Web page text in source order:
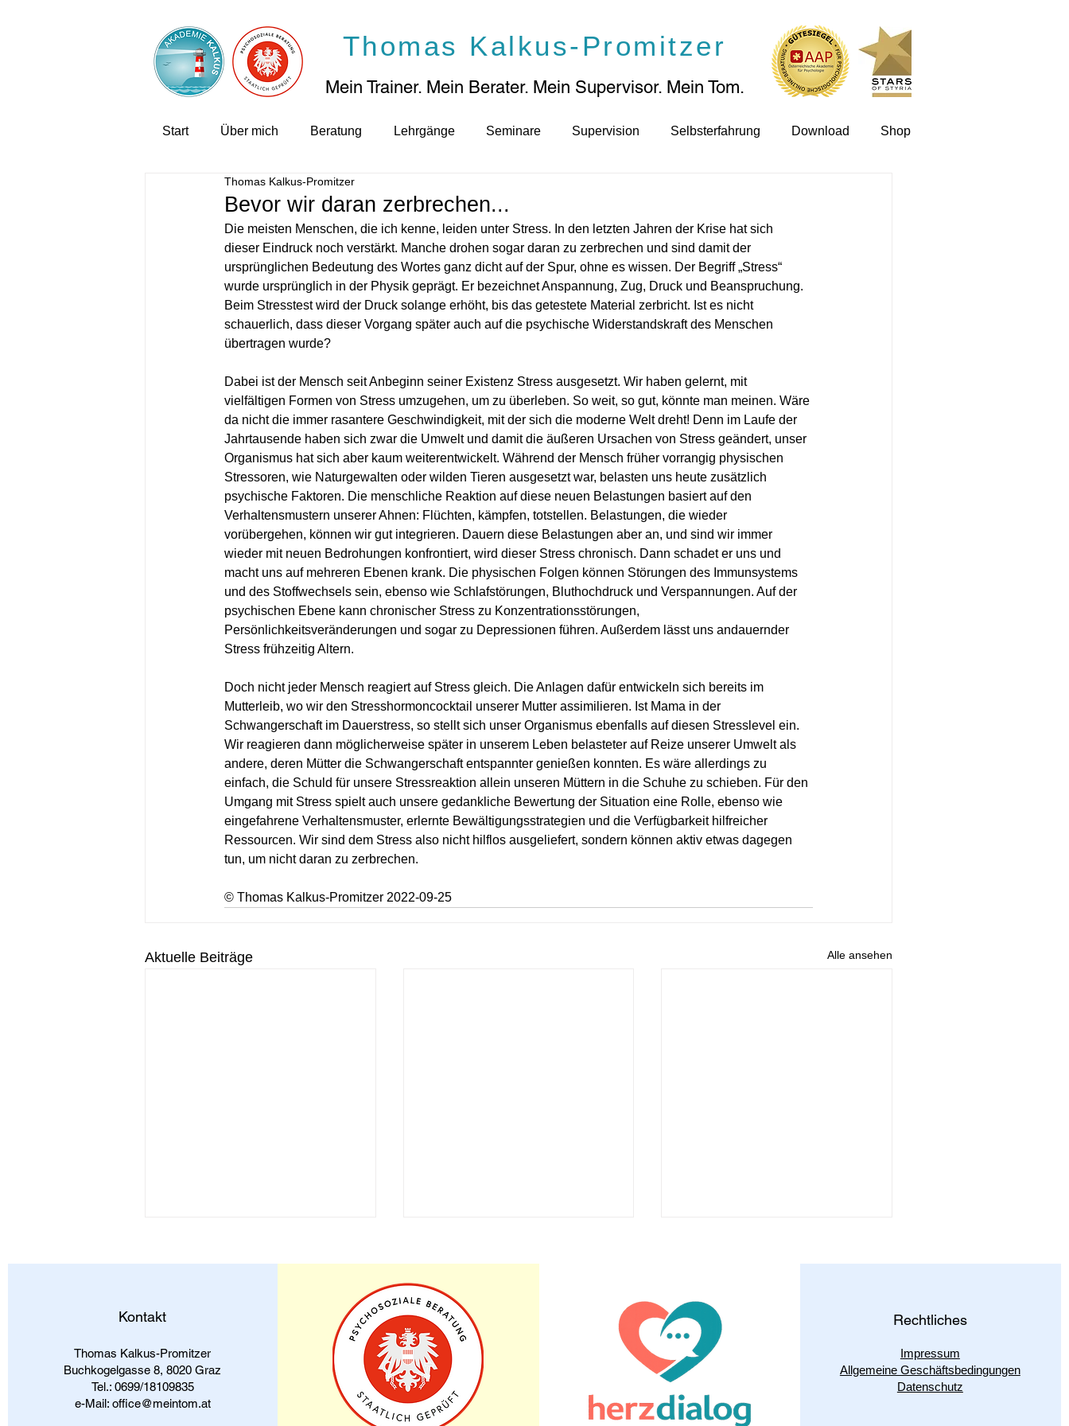
Thomas Kalkus-Promitzer
Mein Trainer. Mein Berater. Mein Supervisor. Mein Tom.
Start Über mich Beratung Lehrgänge Seminare Supervision Selbsterfahrung Download Shop
Bevor wir daran zerbrechen...
Thomas Kalkus-Promitzer
Die meisten Menschen, die ich kenne, leiden unter Stress. In den letzten Jahren der Krise hat sich
dieser Eindruck noch verstärkt. Manche drohen sogar daran zu zerbrechen und sind damit der
ursprünglichen Bedeutung des Wortes ganz dicht auf der Spur, ohne es wissen. Der Begriff „Stress“
wurde ursprünglich in der Physik geprägt. Er bezeichnet Anspannung, Zug, Druck und Beanspruchung.
Beim Stresstest wird der Druck solange erhöht, bis das getestete Material zerbricht. Ist es nicht
schauerlich, dass dieser Vorgang später auch auf die psychische Widerstandskraft des Menschen
übertragen wurde?
Dabei ist der Mensch seit Anbeginn seiner Existenz Stress ausgesetzt. Wir haben gelernt, mit
vielfältigen Formen von Stress umzugehen, um zu überleben. So weit, so gut, könnte man meinen. Wäre
da nicht die immer rasantere Geschwindigkeit, mit der sich die moderne Welt dreht! Denn im Laufe der
Jahrtausende haben sich zwar die Umwelt und damit die äußeren Ursachen von Stress geändert, unser
Organismus hat sich aber kaum weiterentwickelt. Während der Mensch früher vorrangig physischen
Stressoren, wie Naturgewalten oder wilden Tieren ausgesetzt war, belasten uns heute zusätzlich
psychische Faktoren. Die menschliche Reaktion auf diese neuen Belastungen basiert auf den
Verhaltensmustern unserer Ahnen: Flüchten, kämpfen, totstellen. Belastungen, die wieder
vorübergehen, können wir gut integrieren. Dauern diese Belastungen aber an, und sind wir immer
wieder mit neuen Bedrohungen konfrontiert, wird dieser Stress chronisch. Dann schadet er uns und
macht uns auf mehreren Ebenen krank. Die physischen Folgen können Störungen des Immunsystems
und des Stoffwechsels sein, ebenso wie Schlafstörungen, Bluthochdruck und Verspannungen. Auf der
psychischen Ebene kann chronischer Stress zu Konzentrationsstörungen,
Persönlichkeitsveränderungen und sogar zu Depressionen führen. Außerdem lässt uns andauernder
Stress frühzeitig Altern.
Doch nicht jeder Mensch reagiert auf Stress gleich. Die Anlagen dafür entwickeln sich bereits im
Mutterleib, wo wir den Stresshormoncocktail unserer Mutter assimilieren. Ist Mama in der
Schwangerschaft im Dauerstress, so stellt sich unser Organismus ebenfalls auf diesen Stresslevel ein.
Wir reagieren dann möglicherweise später in unserem Leben belasteter auf Reize unserer Umwelt als
andere, deren Mütter die Schwangerschaft entspannter genießen konnten. Es wäre allerdings zu
einfach, die Schuld für unsere Stressreaktion allein unseren Müttern in die Schuhe zu schieben. Für den
Umgang mit Stress spielt auch unsere gedankliche Bewertung der Situation eine Rolle, ebenso wie
eingefahrene Verhaltensmuster, erlernte Bewältigungsstrategien und die Verfügbarkeit hilfreicher
Ressourcen. Wir sind dem Stress also nicht hilflos ausgeliefert, sondern können aktiv etwas dagegen
tun, um nicht daran zu zerbrechen.
© Thomas Kalkus-Promitzer 2022-09-25
Aktuelle Beiträge Alle ansehen
Dunkelheit
jemanden zu trösten und es hat
nicht funktioniert? Vielleicht hast
du gesagt: „Das wird schon
wieder“ oder...
unbeschriebenes Blatt Papier.
Jeder Gedanke, der sich in
deinem Kopf regt, hinterlässt eine
Spur, einen...
sich nichts verändert hat. Dein
Alltag beginnt wie gewohnt. Die
Routine...
Kontakt
Thomas Kalkus-Promitzer
Buchkogelgasse 8, 8020 Graz
Tel.: 0699/18109835
e-Mail: office@meintom.at
Rechtliches
Impressum
Allgemeine Geschäftsbedingungen
Datenschutz